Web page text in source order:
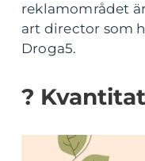
reklamområdet
art director som
Droga5.
?